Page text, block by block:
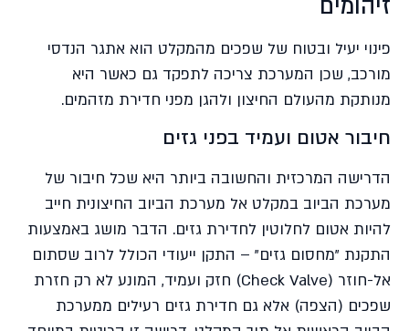
זיהומים
פינוי יעיל ובטוח של שפכים מהמקלט הוא אתגר הנדסי
מורכב, שכן המערכת צריכה לתפקד גם כאשר היא
מנותקת מהעולם החיצון ולהגן מפני חדירת מזהמים.
חיבור אטום ועמיד בפני גזים
הדרישה המרכזית והחשובה ביותר היא שכל חיבור של
מערכת הביוב במקלט אל מערכת הביוב החיצונית חייב
להיות אטום לחלוטין לחדירת גזים. הדבר מושג באמצעות
התקנת "מחסום גזים" – התקן ייעודי הכולל לרוב שסתום
אל-חוזר (Check Valve) חזק ועמיד, המונע לא רק חזרת
שפכים (הצפה) אלא גם חדירת גזים רעילים ממערכת